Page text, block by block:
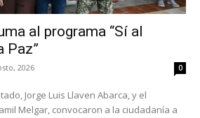
al programa “Sí al
Paz”
2026 0
Jorge Luis Llaven Abarca, y el
Melgar, convocaron a la ciudadanía a